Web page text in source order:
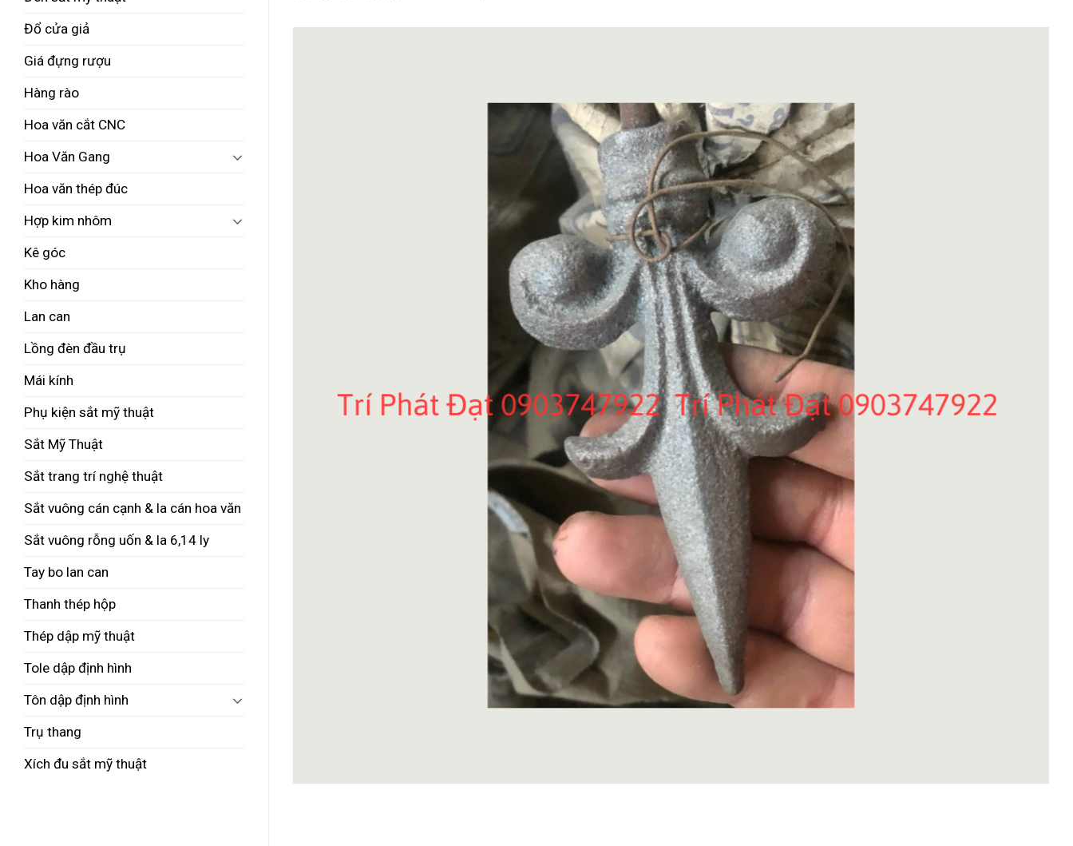
Đổ cửa giả
Giá đựng rượu
Hàng rào
Hoa văn cắt CNC
Hoa Văn Gang
Hoa văn thép đúc
Hợp kim nhôm
Kê góc
Kho hàng
Lan can
Lồng đèn đầu trụ
Mái kính
Phụ kiện sắt mỹ thuật
Sắt Mỹ Thuật
Sắt trang trí nghệ thuật
Sắt vuông cán cạnh & la cán hoa văn
Sắt vuông rỗng uốn & la 6,14 ly
Tay bo lan can
Thanh thép hộp
Thép dập mỹ thuật
Tole dập định hình
Tôn dập định hình
Trụ thang
Xích đu sắt mỹ thuật